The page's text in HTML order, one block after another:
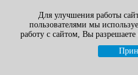
Настенная
Настенная
Настенная
Настенная
Настенная
Для улучшения работы
пользователями мы
работу с сайтом, Вы